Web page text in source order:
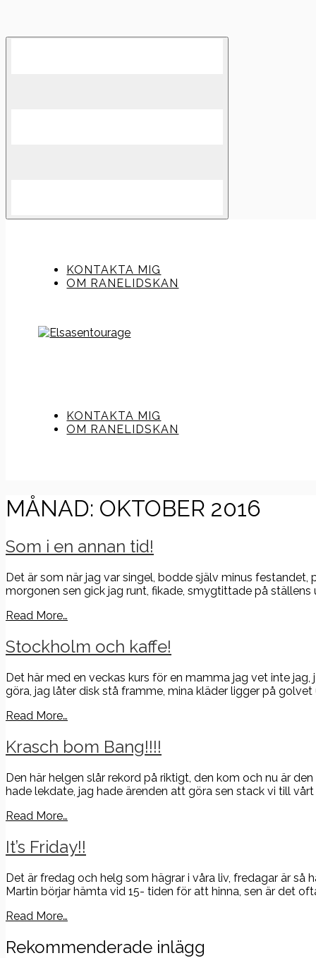
Skip
KONTAKTA MIG
OM RANELIDSKAN
KONTAKTA MIG
OM RANELIDSKAN
MÅNAD: OKTOBER 2016
Som i en annan tid!
Det är som när jag var singel, bodde själv minus
morgonen sen gick jag runt, fikade, smygtittade på
Read More…
Stockholm och kaffe!
Det här med en veckas kurs för en mamma jag vet inte
göra, jag låter disk stå framme, mina kläder ligger på
Read More…
Krasch bom Bang!!!!
Den här helgen slår rekord på riktigt, den kom och nu är
hade lekdate, jag hade ärenden att göra sen stack vi till
Read More…
It’s Friday!!
Det är fredag och helg som hägrar i våra liv, fredagar är
Martin börjar hämta vid 15- tiden för att hinna, sen är det
Read More…
Rekommenderade inlägg